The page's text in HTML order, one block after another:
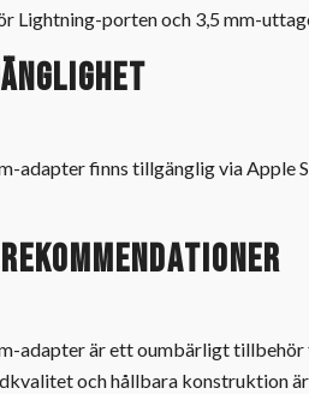
Lightning-porten och 3,5 mm-
adapter finns tillgänglig via
adapter är ett oumbärligt
och hållbara konstruktion